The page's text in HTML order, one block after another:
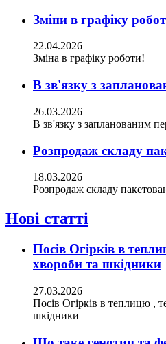
Зміни в графіку
22.04.2026
Зміна в графіку роботи!
В зв'язку з
26.03.2026
В зв'язку з запланованим
Розпродаж складу
18.03.2026
Розпродаж складу
Нові статті
Посів Огірків в
хвороби та шкідники
27.03.2026
Посів Огірків в теплицю ,
шкідники